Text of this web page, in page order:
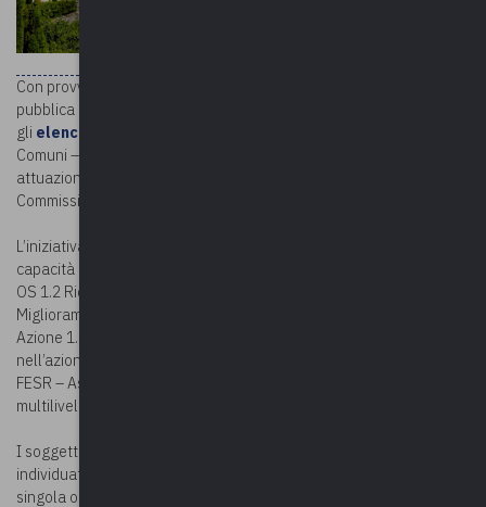
Con provvedimento del Capo del Dipartimento della funzione
pubblica
gli elenchi
Comuni – in forma singola o aggregata – e ammessi alla fase di
attuazione del progetto (FASE 3) a seguito della valutazione della
Commissione incaricata.
L’iniziativa è finanziata nell’ambito del PON “Governance e
capacità istituzionale” 2014-2020 – Fondo FSE – Asse 1 – OT11 –
OS 1.2 Riduzione degli oneri regolatori Azione 1.2.1; OS 1.3
Miglioramento delle prestazioni della Pubblica Amministrazione
Azione 1.3.5; OS 1.5 “Aumento dei livelli di integrità e di legalità
nell’azione della Pubblica Amministrazione” Azione 1.5.1 – Fondo
FESR – Asse 3 – OT11- OS 3.1 Miglioramento della governance
multilivello Azione 3.1.5.
I soggetti ammessi al contributo sono i Piccoli Comuni così come
individuati dalla Legge 6 ottobre 2017, n. 158, art. 1, c. 2 in forma
singola o aggregata o nelle forme associative previste dalla